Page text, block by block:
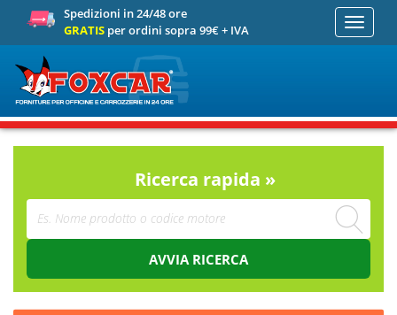
Spedizioni in 24/48 ore
GRATIS per ordini sopra 99€ + IVA
Toggle
Ricerca rapida »
AVVIA RICERCA